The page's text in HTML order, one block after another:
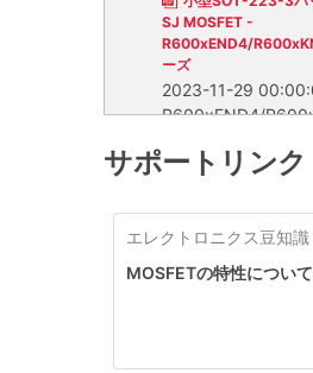
SJ MOSFET -
R600xEND4/
ーズ
2023-11-29
R600xEND4/
ジによりアプリケ
献します。また、
にも実装できるた
そのまま使用するこ
R600xEND4/
TO-252パッケージ基
ンドパターン）にも実
路基板をそのまま使用
サポートリンク
エレクトロニクス豆知識
MOSFETの特性につい